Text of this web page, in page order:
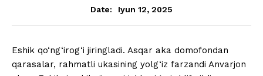
Date:
Iyun 12, 2025
Eshik qo‘ng‘irog‘i jiringladi. Asqar aka domofondan
qarasalar, rahmatli ukasining yolg‘iz farzandi Anvarjon